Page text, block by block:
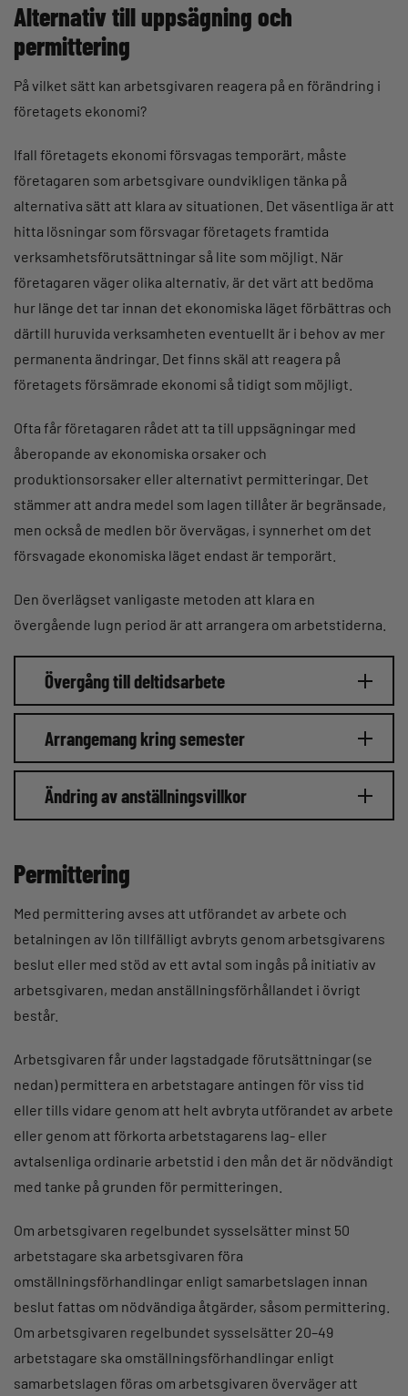
Alternativ till uppsägning och
permittering
På vilket sätt kan arbetsgivaren reagera på en förändring i
företagets ekonomi?
Ifall företagets ekonomi försvagas temporärt, måste
företagaren som arbetsgivare oundvikligen tänka på
alternativa sätt att klara av situationen. Det väsentliga är att
hitta lösningar som försvagar företagets framtida
verksamhetsförutsättningar så lite som möjligt. När
företagaren väger olika alternativ, är det värt att bedöma
hur länge det tar innan det ekonomiska läget förbättras och
därtill huruvida verksamheten eventuellt är i behov av mer
permanenta ändringar. Det finns skäl att reagera på
företagets försämrade ekonomi så tidigt som möjligt.
Ofta får företagaren rådet att ta till uppsägningar med
åberopande av ekonomiska orsaker och
produktionsorsaker eller alternativt permitteringar. Det
stämmer att andra medel som lagen tillåter är begränsade,
men också de medlen bör övervägas, i synnerhet om det
försvagade ekonomiska läget endast är temporärt.
Den överlägset vanligaste metoden att klara en
övergående lugn period är att arrangera om arbetstiderna.
Övergång till deltidsarbete
Arrangemang kring semester
Ändring av anställningsvillkor
Permittering
Med permittering avses att utförandet av arbete och
betalningen av lön tillfälligt avbryts genom arbetsgivarens
beslut eller med stöd av ett avtal som ingås på initiativ av
arbetsgivaren, medan anställningsförhållandet i övrigt
består.
Arbetsgivaren får under lagstadgade förutsättningar (se
nedan) permittera en arbetstagare antingen för viss tid
eller tills vidare genom att helt avbryta utförandet av arbete
eller genom att förkorta arbetstagarens lag- eller
avtalsenliga ordinarie arbetstid i den mån det är nödvändigt
med tanke på grunden för permitteringen.
Om arbetsgivaren regelbundet sysselsätter minst 50
arbetstagare ska arbetsgivaren föra
omställningsförhandlingar enligt samarbetslagen innan
beslut fattas om nödvändiga åtgärder, såsom permittering.
Om arbetsgivaren regelbundet sysselsätter 20–49
arbetstagare ska omställningsförhandlingar enligt
samarbetslagen föras om arbetsgivaren överväger att